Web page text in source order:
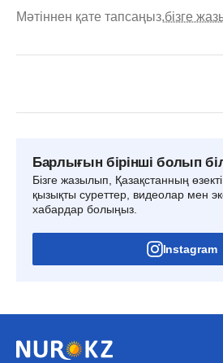
Мәтіннен қате тапсаңыз,бізге
Барлығын бірінші болып
Бізге жазылып, Қазақстанның
қызықты суреттер, видеолар мен
хабардар болыңыз.
Instagram